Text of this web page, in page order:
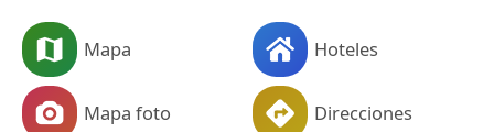
Mapa Hoteles
Mapa foto Direcciones